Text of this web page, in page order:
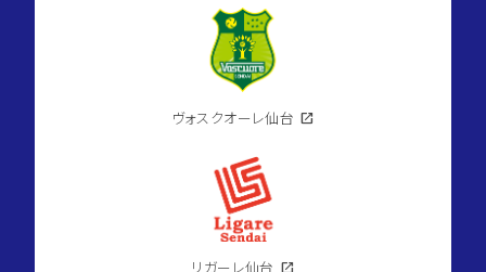
ヴォスクオーレ仙台 open_in_new
リガーレ仙台 open_in_new